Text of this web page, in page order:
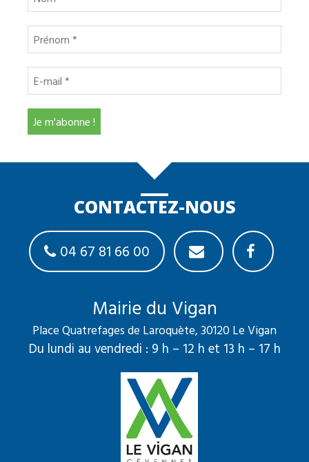
CONTACTEZ-NOUS
04 67 81 66 00
Mairie du Vigan
Place Quatrefages de Laroquète, 30120 Le Vigan
Du lundi au vendredi : 9 h – 12 h et 13 h – 17 h